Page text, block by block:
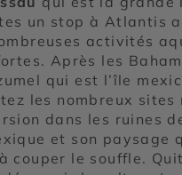
un stop à Atlantis
activités
Après les
qui est l’île
les nombreux sites
dans les ruines
et son paysage
couper le souffle.